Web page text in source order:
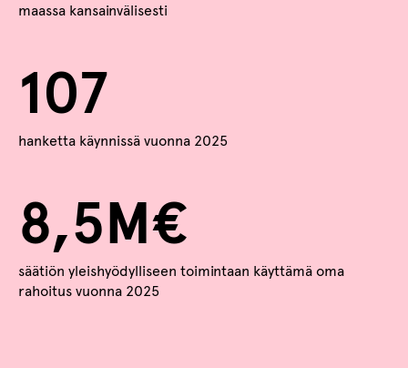
maassa kansainvälisesti
107
hanketta käynnissä vuonna 2025
8,5M€
säätiön yleishyödylliseen toimintaan käyttämä oma
rahoitus vuonna 2025